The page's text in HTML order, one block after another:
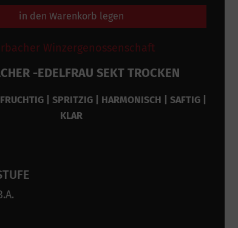
in den Warenkorb legen
Winzergenossenschaft
-EDELFRAU SEKT TROCKEN
| SPRITZIG | HARMONISCH | SAFTIG |
KLAR